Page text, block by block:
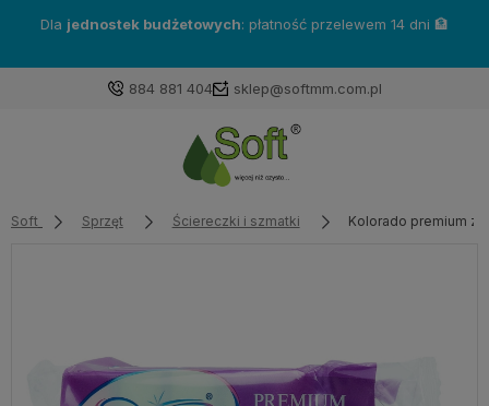
Dla jednostek budżetowych: płatność przelewem 14 dni 🏦
884 881 404 sklep@softmm.com.pl
Soft Sprzęt Ściereczki i szmatki Kolorado premium